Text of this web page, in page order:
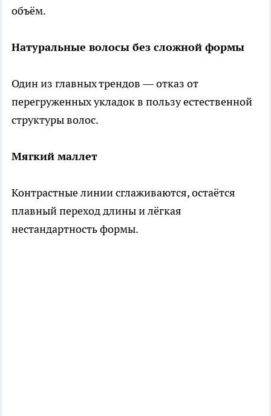
объём.
Натуральные волосы без сложной формы
Один из главных трендов — отказ от
перегруженных укладок в пользу естественной
структуры волос.
Мягкий маллет
Контрастные линии сглаживаются, остаётся
плавный переход длины и лёгкая
нестандартность формы.